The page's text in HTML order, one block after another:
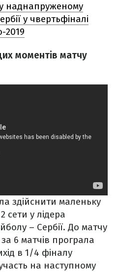
наднапруженому
у чвертьфіналі
2019
моментів матчу
здійснити маленьку
сети у лідера
– Сербії. До матчу
6 матчів програла
в 1/4 фіналу
на наступному